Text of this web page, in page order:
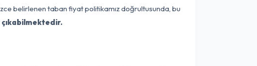
belirlenen taban fiyat politikamız doğrultusunda, bu